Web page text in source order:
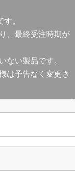
。
、最終受注時期が
ない製品です。
は予告なく変更さ